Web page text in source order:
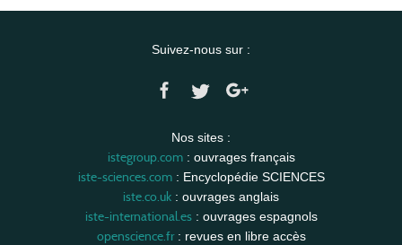
Suivez-nous sur :
Nos sites :
istegroup.com: ouvrages français
iste-sciences.com: Encyclopédie SCIENCES
iste.co.uk : ouvrages anglais
iste-international.es: ouvrages espagnols
openscience.fr: revues en libre accès